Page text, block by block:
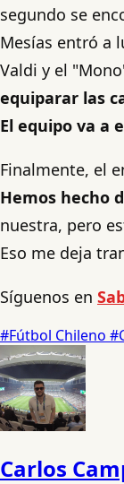
segundo se
Mesías entró a
Valdi y el
equiparar las
El equipo va a
Finalmente, el
Hemos hecho
nuestra, pero
Eso me deja
Síguenos en
#Fútbol Chileno
Carlos